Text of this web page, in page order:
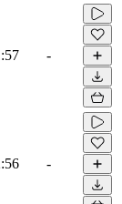
-
-